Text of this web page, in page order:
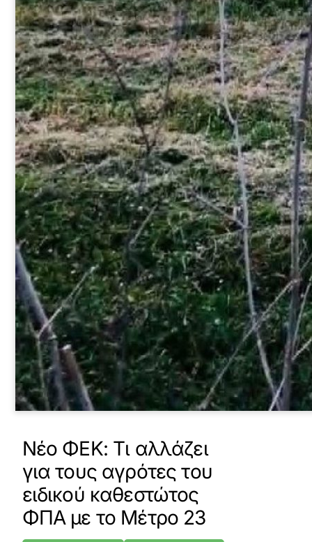
Νέο ΦΕΚ: Τι αλλάζει
για τους αγρότες του
ειδικού καθεστώτος
ΦΠΑ με το Μέτρο 23